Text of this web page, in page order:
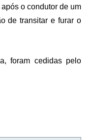
o condutor de um
de transitar e furar o
foram cedidas pelo